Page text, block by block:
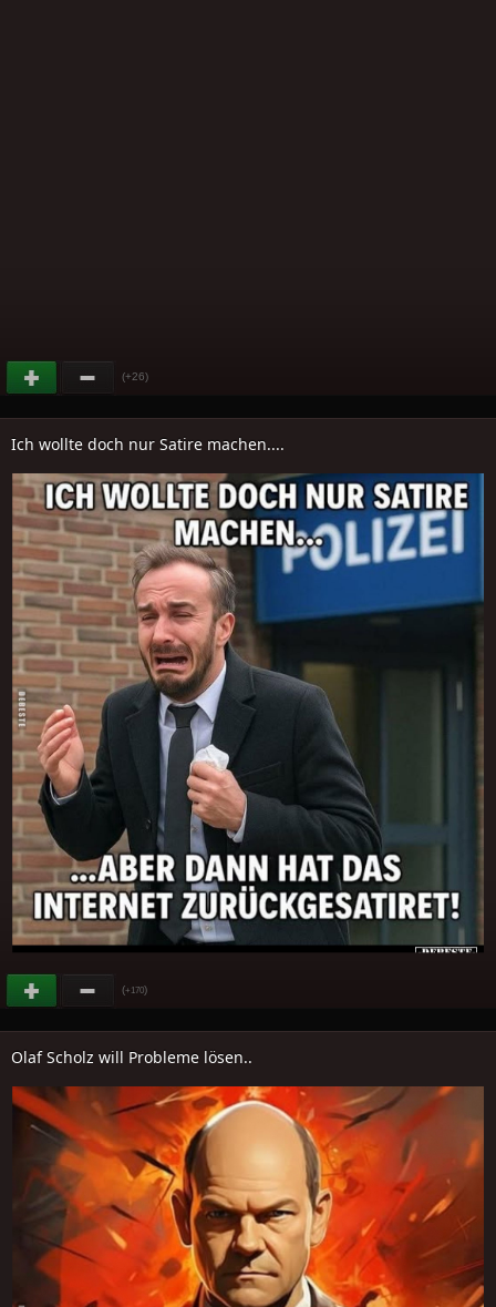
(+26)
Ich wollte doch nur Satire machen....
(+170)
Olaf Scholz will Probleme lösen..